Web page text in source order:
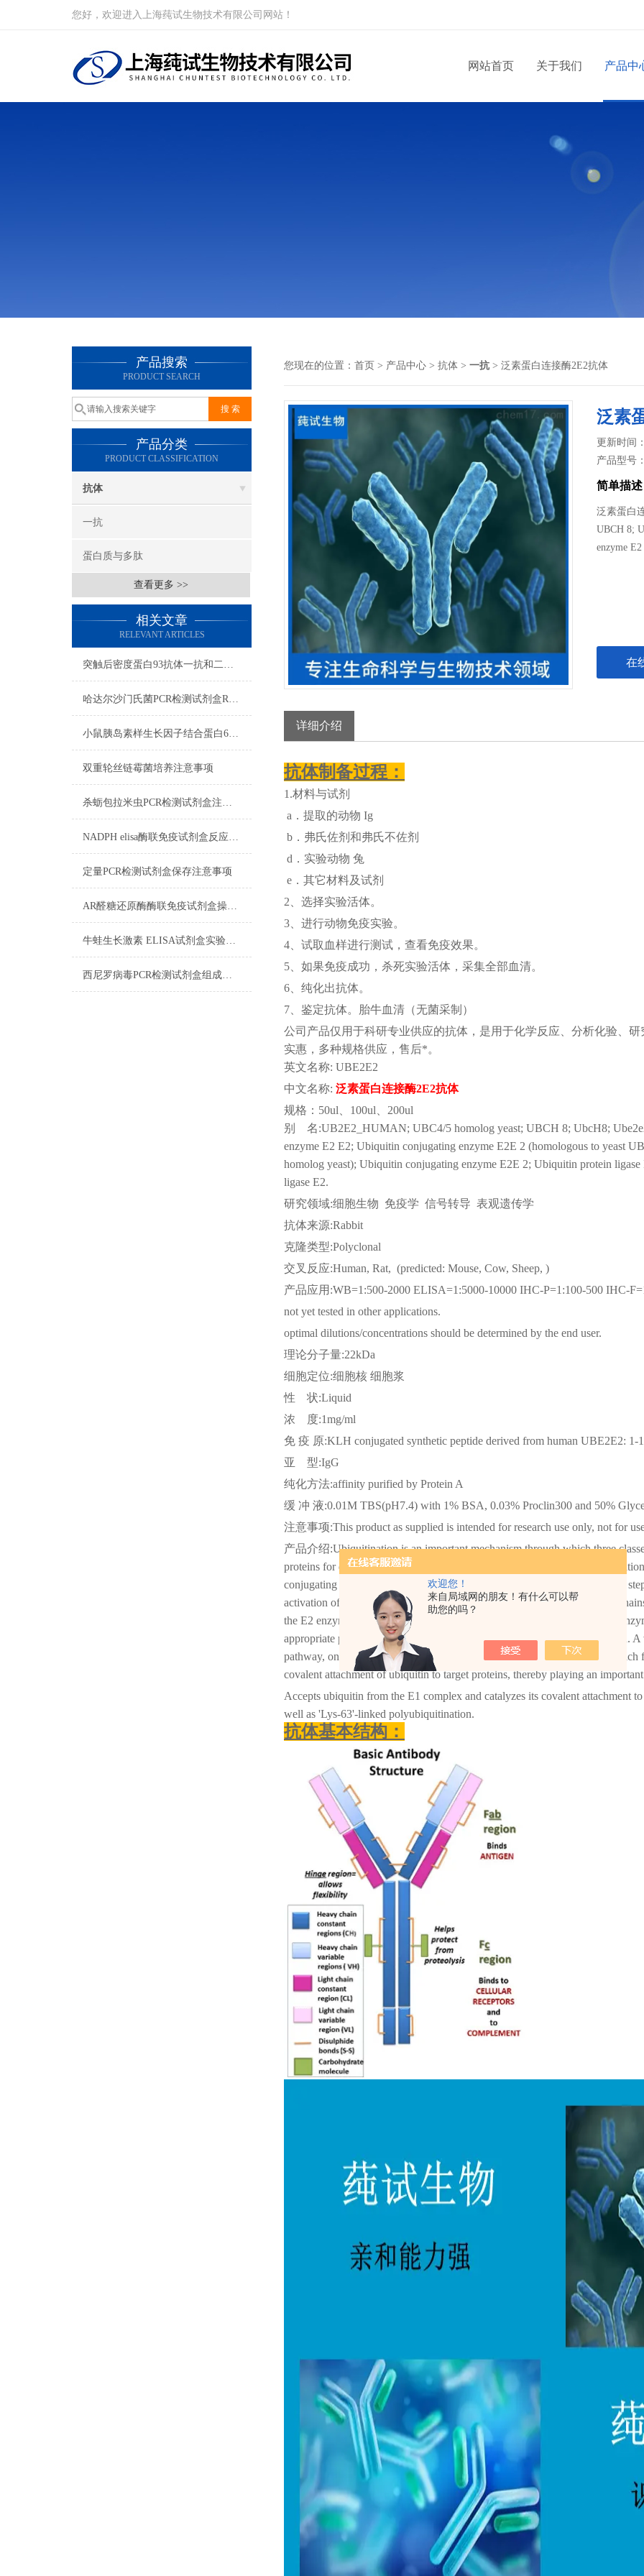
欢迎您！
来自局域网的朋友！有什么可以帮
助您的吗？
您好，欢迎进入上海莼试生物技术有限公司网站！
网站首页 关于我们 产品中
产品搜索
PRODUCT SEARCH
产品分类
PRODUCT CLASSIFICATION
抗体
一抗
蛋白质与多肽
查看更多 >>
相关文章
RELEVANT ARTICLES
突触后密度蛋白93抗体一抗和二抗的区别
哈达尔沙门氏菌PCR检测试剂盒RNA质量检测
小鼠胰岛素样生长因子结合蛋白6ELISA试剂盒注意事项
双重轮丝链霉菌培养​注意事项
杀蛎包拉米虫PCR检测试剂盒注意事项
NADPH elisa酶联免疫试剂盒反应步骤
定量PCR检测试剂盒保存注意事项
AR醛糖还原酶酶联免疫试剂盒操作步骤
牛蛙生长激素 ELISA试剂盒实验操作注意事项
西尼罗病毒PCR检测试剂盒组成及试剂配制
您现在的位置： 首页 > 产品中心 > 抗体 > 一抗 > 泛素蛋白连接酶2E2抗体
泛素
更新时间
产品型号
简单描述
泛素蛋白
UBCH 8;
enzyme
在
详细介绍
抗体制备过程：
1.材料与试剂
a．提取的动物 Ig
b．弗氏佐剂和弗氏不佐剂
d．实验动物 兔
e．其它材料及试剂
2、选择实验活体。
3、进行动物免疫实验。
4、试取血样进行测试，查看免疫效果。
5、如果免疫成功，杀死实验活体，采集全部血清。
6、纯化出抗体。
7、鉴定抗体。胎牛血清（无菌采制）
公司 产品仅用于科研专业供应的抗体，是用于化学反应、分析化验、
实惠，多种规格供应，售后*。
英文名称: UBE2E2
中文名称: 泛素蛋白连接酶2E2抗体
规格： 50ul、100ul、200ul
别
名:UB2E2_HUMAN; UBC4/5 homolog yeast; UBCH 8; UbcH8;
enzyme E2 E2; Ubiquitin conjugating enzyme E2E 2 (homologous to yeast
homolog yeast); Ubiquitin conjugating enzyme E2E 2; Ubiquitin protein
ligase E2.
研究领域:细胞生物 免疫学 信号转导 表观遗传学
抗体来源:Rabbit
克隆类型:Polyclonal
交叉反应:Human, Rat, (predicted: Mouse, Cow, Sheep, )
产品应用 :WB=1:500-2000 ELISA=1:5000-10000 IHC-P=1:100-500 IHC-
not yet tested in other applications.
optimal dilutions/concentrations should be determined by the end user.
理论分子量:22kDa
细胞定位:细胞核 细胞浆
性
状:Liquid
浓
度:1mg/ml
免 疫 原:KLH conjugated synthetic peptide derived from human UBE2E2: 1-
亚
型:IgG
纯化方法:affinity purified by Protein A
缓 冲 液:0.01M TBS(pH7.4) with 1% BSA, 0.03% Proclin300 and 50%
注意事项:This product as supplied is intended for research use only, not for
产品介绍:Ubiquitination is an important mechanism through which three
proteins for destruction. The three classes of enzymes involved in
conjugating enzymes (E2s) and the ubiquitin-protein ligases (E3s). The first
activation of the ubiquitin C-terminus and the assembly of multi-ubiquitin
the E2 enzyme to generate an intermediate ubiquitin-E2 complex. The E3
appropriate protein substrate, thereby targeting that substrate for degradation.
pathway, one of which is UBE2E2 (also known as UBCH8 in human), which
covalent attachment of ubiquitin to target proteins, thereby playing an
Accepts ubiquitin from the E1 complex and catalyzes its covalent attachment
well as 'Lys-63'-linked polyubiquitination.
抗体基本结构：